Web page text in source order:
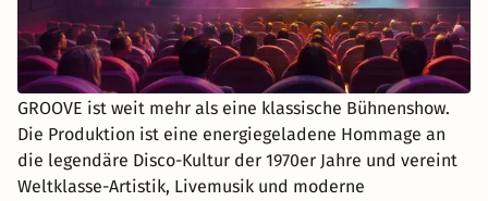
GROOVE ist weit mehr als eine klassische Bühnenshow.
Die Produktion ist eine energiegeladene Hommage an
die legendäre Disco-Kultur der 1970er Jahre und vereint
Weltklasse-Artistik, Livemusik und moderne